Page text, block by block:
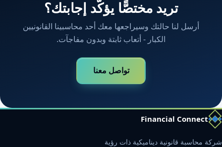
تريد مختصًّا يؤكّد إجابتك؟
أرسل لنا حالتك وسيراجعها معك أحد محاسبينا القانونيين
الكبار - أتعاب ثابتة وبدون مفاجآت.
تواصل معنا
Financial Connect
شركة محاسبة قانونية ديناميكية ذات رؤية